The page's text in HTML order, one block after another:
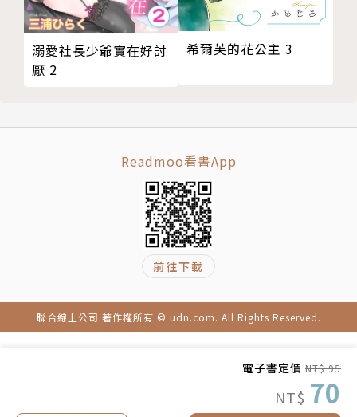
電子書定價 NT$ 95
NT$ 70
溺愛社長少爺實在好討
厭 2
希爾芙的花公主 3
Readmoo看書App
前往下載
聯合線上公司 著作權所有 © udn.com. All Rights Reserved.